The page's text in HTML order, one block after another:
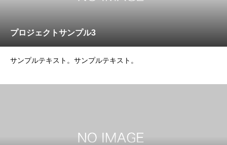
プロジェクトサンプル3
サンプルテキスト。サンプルテキスト。